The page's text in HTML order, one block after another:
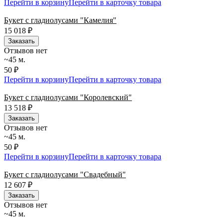
Перейти в корзинуПерейти в карточку товара
Букет с гладиолусами "Камелия"
15 018 ₽
Заказать
Отзывов нет
~45 м.
50 ₽
Перейти в корзинуПерейти в карточку товара
Букет с гладиолусами "Королевский"
13 518 ₽
Заказать
Отзывов нет
~45 м.
50 ₽
Перейти в корзинуПерейти в карточку товара
Букет с гладиолусами "Свадебный"
12 607 ₽
Заказать
Отзывов нет
~45 м.